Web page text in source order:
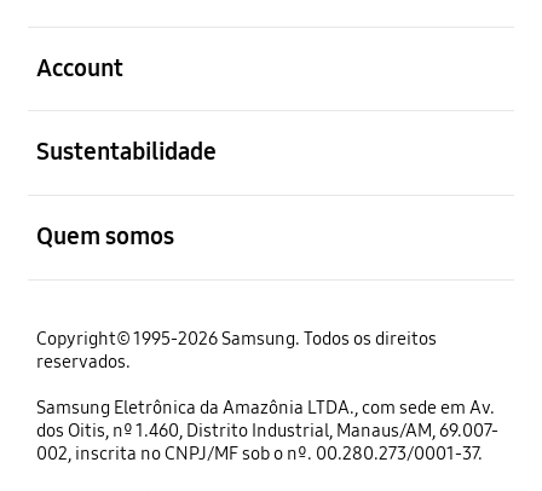
Account
Sustentabilidade
Quem somos
Copyright© 1995-2026 Samsung. Todos os direitos
reservados.
Samsung Eletrônica da Amazônia LTDA., com sede em Av.
dos Oitis, nº 1.460, Distrito Industrial, Manaus/AM, 69.007-
002, inscrita no CNPJ/MF sob o nº. 00.280.273/0001-37.